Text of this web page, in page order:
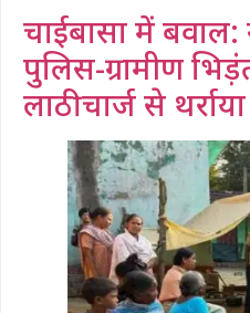
चाईबासा में बवाल:
पुलिस-ग्रामीण
लाठीचार्ज से